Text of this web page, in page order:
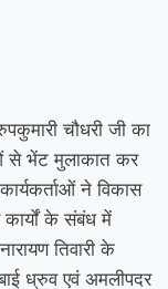
चौधरी जी का
से भेंट मुलाकात कर
ने विकास
कार्यों के संबंध में
तिवारी के
ध्रुव एवं अमलीपदर